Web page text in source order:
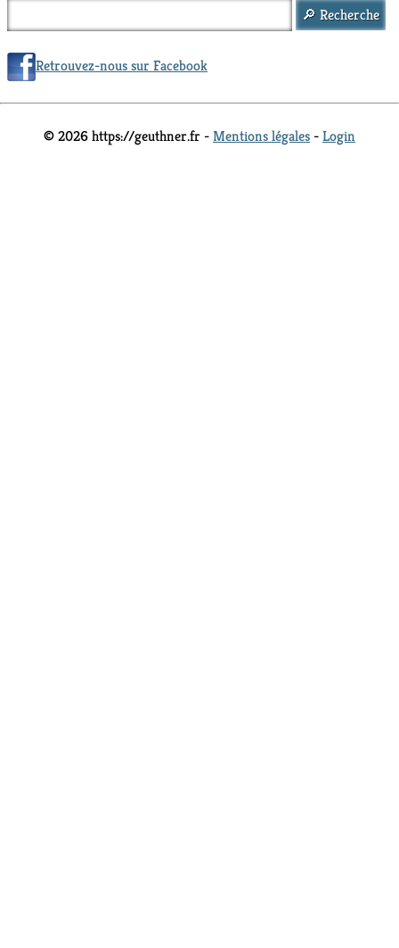
Retrouvez-nous sur Facebook
© 2026 https://geuthner.fr -Mentions légales -Login